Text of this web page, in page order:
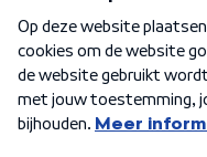
Algemene voorwaarden